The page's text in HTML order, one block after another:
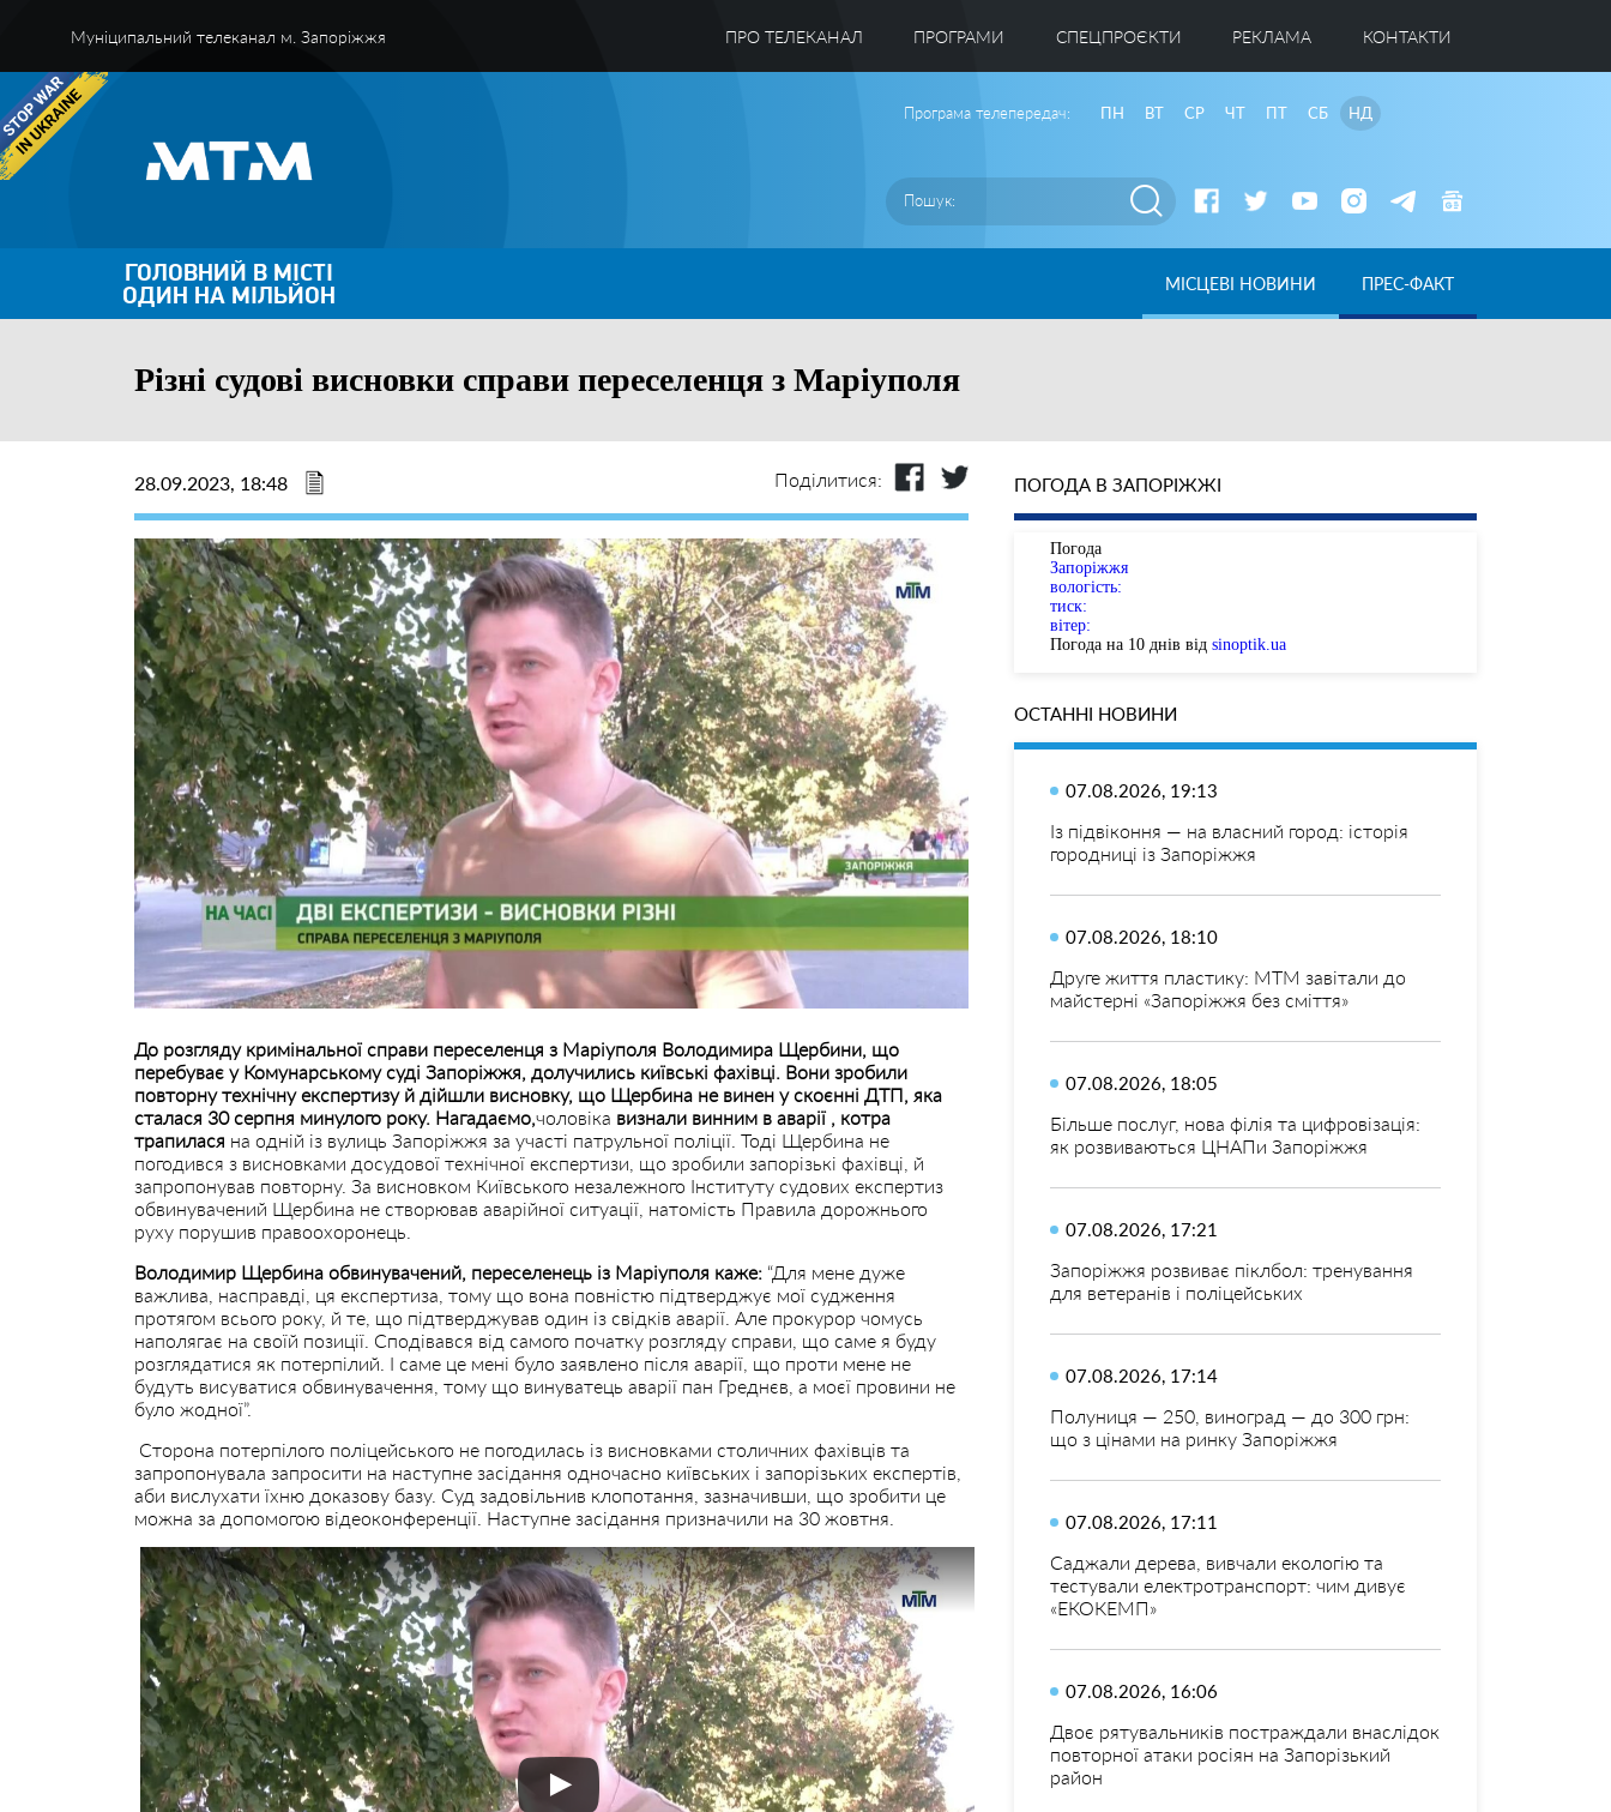
Муніципальний телеканал м. Запоріжжя ПРО ТЕЛЕКАНАЛ ПРОГРАМИ CПЕЦПРОЄКТИ РЕКЛАМА КОНТАКТИ
Програма телепередач: ПН ВТ СР ЧТ ПТ СБ НД
ГОЛОВНИЙ В МІСТІ
ОДИН НА МІЛЬЙОН МІСЦЕВІ НОВИНИ ПРЕС-ФАКТ
Різні судові висновки справи переселенця з Маріуполя
28.09.2023, 18:48 Поділитися:
До розгляду кримінальної справи переселенця з Маріуполя Володимира Щербини, що
перебуває у Комунарському суді Запоріжжя, долучились київські фахівці. Вони зробили
повторну технічну експертизу й дійшли висновку, що Щербина не винен у скоєнні ДТП, яка
сталася 30 серпня минулого року. Нагадаємо, чоловіка визнали винним в аварії , котра
трапилася на одній із вулиць Запоріжжя за участі патрульної поліції. Тоді Щербина не
погодився з висновками досудової технічної експертизи, що зробили запорізькі фахівці, й
запропонував повторну. За висновком Київського незалежного Інституту судових експертиз
обвинувачений Щербина не створював аварійної ситуації, натомість Правила дорожнього
руху порушив правоохоронець.
Володимир Щербина обвинувачений, переселенець із Маріуполя каже: “Для мене дуже
важлива, насправді, ця експертиза, тому що вона повністю підтверджує мої судження
протягом всього року, й те, що підтверджував один із свідків аварії. Але прокурор чомусь
наполягає на своїй позиції. Сподівався від самого початку розгляду справи, що саме я буду
розглядатися як потерпілий. І саме це мені було заявлено після аварії, що проти мене не
будуть висуватися обвинувачення, тому що винуватець аварії пан Греднєв, а моєї провини не
було жодної”.
Сторона потерпілого поліцейського не погодилась із висновками столичних фахівців та
запропонувала запросити на наступне засідання одночасно київських і запорізьких експертів,
аби вислухати їхню доказову базу. Суд задовільнив клопотання, зазначивши, що зробити це
можна за допомогою відеоконференції. Наступне засідання призначили на 30 жовтня.
ПОГОДА В ЗАПОРІЖЖІ
Погода
Запоріжжя
вологість:
тиск:
вітер:
Погода на 10 днів від sinoptik.ua
ОСТАННІ НОВИНИ
07.08.2026, 19:13
Із підвіконня — на власний город: історія
городниці із Запоріжжя
07.08.2026, 18:10
Друге життя пластику: МТМ завітали до
майстерні «Запоріжжя без сміття»
07.08.2026, 18:05
Більше послуг, нова філія та цифровізація:
як розвиваються ЦНАПи Запоріжжя
07.08.2026, 17:21
Запоріжжя розвиває піклбол: тренування
для ветеранів і поліцейських
07.08.2026, 17:14
Полуниця — 250, виноград — до 300 грн:
що з цінами на ринку Запоріжжя
07.08.2026, 17:11
Саджали дерева, вивчали екологію та
тестували електротранспорт: чим дивує
«ЕКОКЕМП»
07.08.2026, 16:06
Двоє рятувальників постраждали внаслідок
повторної атаки росіян на Запорізький
район